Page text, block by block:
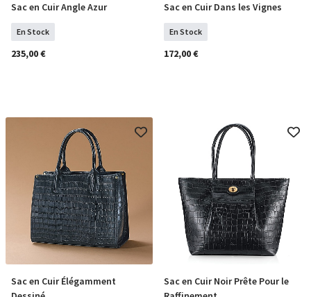
COMMANDER
Sac en Cuir Angle Azur
En Stock
235,00 €
COMMANDER
Sac en Cuir Dans les Vignes
En Stock
172,00 €
COMMANDER
Sac en Cuir Élégamment
COMMANDER
Sac en Cuir Noir Prête Pour le